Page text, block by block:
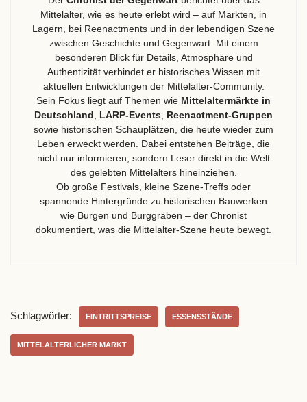
Mittelalter, wie es heute erlebt wird – auf Märkten, in
Lagern, bei Reenactments und in der lebendigen Szene
zwischen Geschichte und Gegenwart. Mit einem
besonderen Blick für Details, Atmosphäre und
Authentizität verbindet er historisches Wissen mit
aktuellen Entwicklungen der Mittelalter-Community.
Sein Fokus liegt auf Themen wie Mittelaltermärkte in
Deutschland
LARP-Events Reenactment-Gruppen
sowie historischen Schauplätzen, die heute wieder zum
Leben erweckt werden. Dabei entstehen Beiträge, die
nicht nur informieren, sondern Leser direkt in die Welt
des gelebten Mittelalters hineinziehen.
Ob große Festivals, kleine Szene-Treffs oder
spannende Hintergründe zu historischen Bauwerken
wie Burgen und Burggräben – der Chronist
dokumentiert, was die Mittelalter-Szene heute bewegt.
Schlagwörter: EINTRITTSPREISE ESSENSSTÄNDE
MITTELALTERLICHER MARKT